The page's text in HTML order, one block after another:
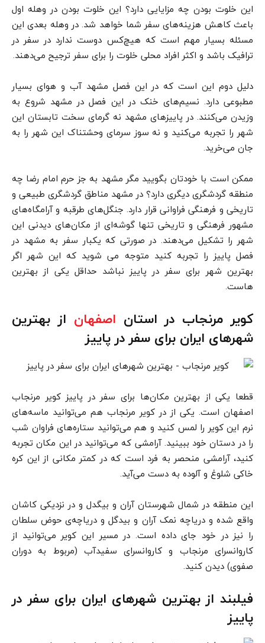
این خلوت بودن چه مزایایی دارد؟ این خلوت بودن در وهله اول
باعث کاهش هزینه‌های سفر شما خواهد شد. در وهله بعدی این
مسئله بسیار مهم است که هیچ‌کس دوست ندارد در سفر در
ترافیک باشد و اکثر افراد محلی خلوت را برای سفر ترجیح می‌دهند.
دلیل دوم این است که در این فصل مشهد آب و هوای بسیار
مطبوعی دارد. نسیم‌های خنک در این فصل در مشهد شروع به
وزیدن می‌کنند. در پاییزهای مشهد نه گرمای سخت تابستان این
شهر را تجربه می‌کنید و نه سوز سرمای وحشتناک این شهر را به
جان می‌خرید.
ممکن است با خودتان بگویید مگر مشهد به جز حرم امام رضا چه
منطقه گردشگری دیگری دارد؟ در مشهد مناطق گردشگری طبیعی و
تاریخی و فرهنگی فراوانی قرار دارد. جنگل‌های طرقبه و آرامگاه‌های
مشهور فرهنگی و تاریخی تنها گوشه‌ای از مکان‌های دیدنی این
شهر را تشکیل می‌دهند. در صورتی که یکبار سفر به مشهد در
فصل پاییز را تجربه کنید متوجه می شوید که این شهر اگر
بهترین شهر برای سفر در پاییز نباشد حداقل یکی از بهترین
هاست.
کویر مرنجاب در استان اصفهان از بهترین
شهرهای ایران برای سفر در پاییز
قطعا یکی از بهترین مکان‌ها برای سفر در پاییز کویر مرنجاب
اصفهان است. یکی از در کویر مرنجاب هم می‌توانید ماسه‌های
نرم این کویر را لمس کنید و هم می‌توانید ستاره‌های فراوان شب
را در دستان خود ببینید. آرامشی که می‌توانید در این مکان تجربه
کنید، آرامشی منحصر به فرد است که در کمتر مکانی از این کره
خاکی شلوغ و آلوده به دست می‌آید.
این منطقه در شمال شهرستان آران و بیگدل و در نزدیکی کاشان
واقع شده و دریاچه نمک آران و بیدگل و دریاچه‌ی حوض سلطان
را نیز در خود جای داده است. در مسیر این کویر می‌توانید از
کاروانسرای مرنجاب و کاروانسرای سفیدآب (مربوط به دوران
صفوی) دیدن کنید.
فیلبند از بهترین شهرهای ایران برای سفر در
پاییز